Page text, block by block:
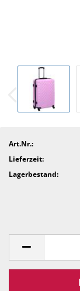
Art.Nr.:
Lieferzeit:
Lagerbestand: